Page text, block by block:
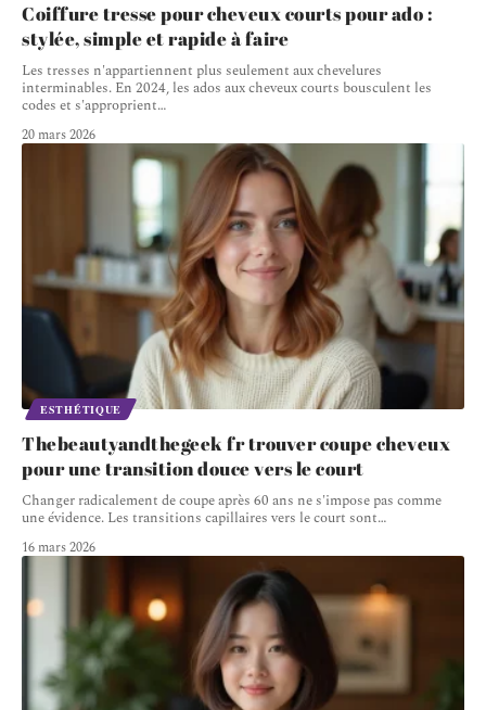
Coiffure tresse pour cheveux courts pour ado :
stylée, simple et rapide à faire
Les tresses n'appartiennent plus seulement aux chevelures
interminables. En 2024, les ados aux cheveux courts bousculent les
codes et s'approprient…
20 mars 2026
ESTHÉTIQUE
Thebeautyandthegeek fr trouver coupe cheveux
pour une transition douce vers le court
Changer radicalement de coupe après 60 ans ne s'impose pas comme
une évidence. Les transitions capillaires vers le court sont…
16 mars 2026